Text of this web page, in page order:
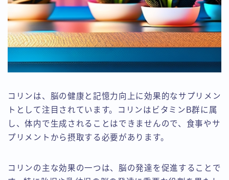
コリンは、脳の健康と記憶力向上に効果的なサプリメン
トとして注目されています。コリンはビタミンB群に属
し、体内で生成されることはできませんので、食事やサ
プリメントから摂取する必要があります。
コリンの主な効果の一つは、脳の発達を促進することで